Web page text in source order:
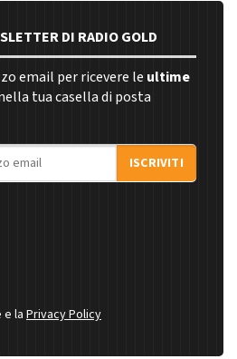
DI RADIO GOLD
email per ricevere le ultime
tua casella di posta
ISCRIVITI
laPrivacy Policy